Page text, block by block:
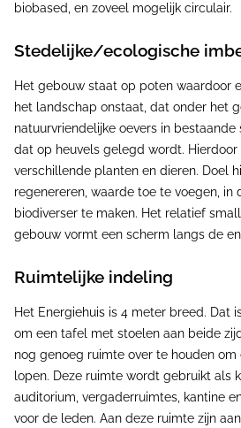
biobased, en zoveel mogelijk circulair.
Stedelijke/ecologische
Het gebouw staat op poten waardoor
het landschap onstaat, dat onder het
natuurvriendelijke oevers in bestaande
dat op heuvels gelegd wordt.
verschillende planten en dieren. Doel
regenereren, waarde toe te voegen, in
biodiverser te maken. Het relatief
gebouw vormt een scherm langs de
Ruimtelijke indeling
Het Energiehuis is 4 meter breed. Dat
om een tafel met stoelen aan beide
nog genoeg ruimte over te houden om
lopen. Deze ruimte wordt gebruikt als
auditorium, vergaderruimtes, kantine
voor de leden. Aan deze ruimte zijn